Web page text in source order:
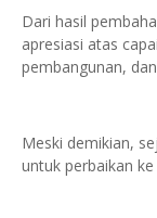
Dari hasil
apresiasi atas
pembangunan,
Meski demikian,
untuk perbaikan ke